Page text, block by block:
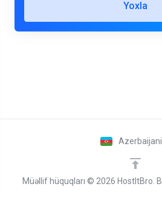
Yoxla
Müəllif hüquqları © 2026 HostItBro.
Azerbaijani